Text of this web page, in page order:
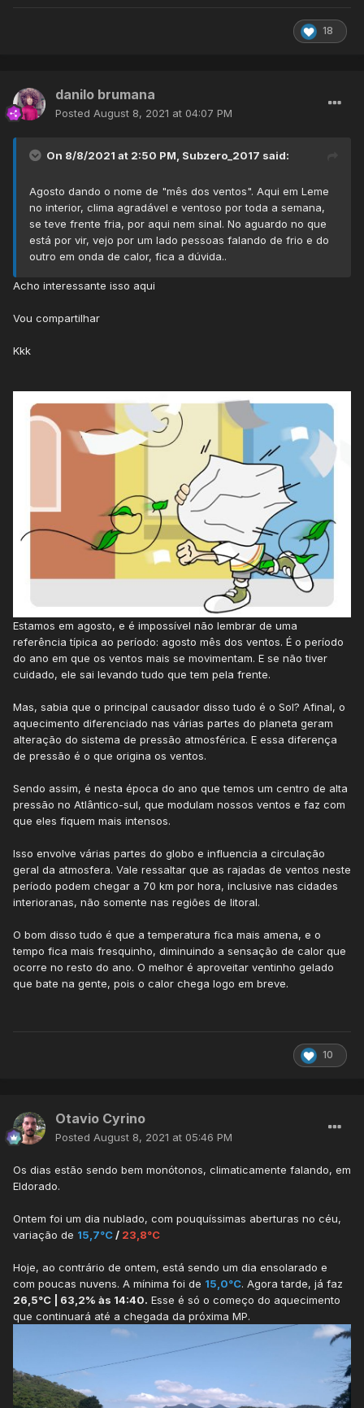
18
danilo brumana
Posted August 8, 2021 at 04:07 PM
On 8/8/2021 at 2:50 PM, Subzero_2017 said:
Agosto dando o nome de "mês dos ventos". Aqui em Leme
no interior, clima agradável e ventoso por toda a semana,
se teve frente fria, por aqui nem sinal. No aguardo no que
está por vir, vejo por um lado pessoas falando de frio e do
outro em onda de calor, fica a dúvida..
Acho interessante isso aqui
Vou compartilhar
Kkk
Estamos em agosto, e é impossível não lembrar de uma
referência típica ao período: agosto mês dos ventos. É o período
do ano em que os ventos mais se movimentam. E se não tiver
cuidado, ele sai levando tudo que tem pela frente.
Mas, sabia que o principal causador disso tudo é o Sol? Afinal, o
aquecimento diferenciado nas várias partes do planeta geram
alteração do sistema de pressão atmosférica. E essa diferença
de pressão é o que origina os ventos.
Sendo assim, é nesta época do ano que temos um centro de alta
pressão no Atlântico-sul, que modulam nossos ventos e faz com
que eles fiquem mais intensos.
Isso envolve várias partes do globo e influencia a circulação
geral da atmosfera. Vale ressaltar que as rajadas de ventos neste
período podem chegar a 70 km por hora, inclusive nas cidades
interioranas, não somente nas regiões de litoral.
O bom disso tudo é que a temperatura fica mais amena, e o
tempo fica mais fresquinho, diminuindo a sensação de calor que
ocorre no resto do ano. O melhor é aproveitar ventinho gelado
que bate na gente, pois o calor chega logo em breve.
10
Otavio Cyrino
Posted August 8, 2021 at 05:46 PM
Os dias estão sendo bem monótonos, climaticamente falando, em
Eldorado.
Ontem foi um dia nublado, com pouquíssimas aberturas no céu,
variação de 15,7°C/ 23,8°C
Hoje, ao contrário de ontem, está sendo um dia ensolarado e
com poucas nuvens. A mínima foi de 15,0°C. Agora tarde, já faz
26,5°C | 63,2% às 14:40. Esse é só o começo do aquecimento
que continuará até a chegada da próxima MP.